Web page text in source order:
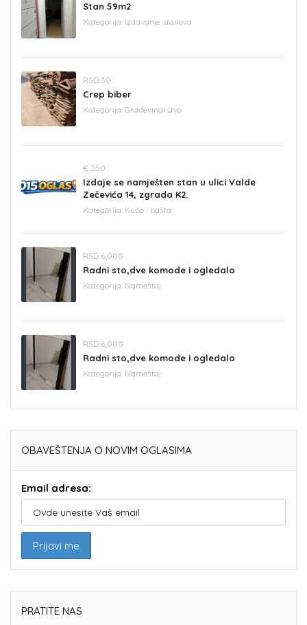
Stan 59m2
Kategorija: Izdavanje stanova
RSD 30
Crep biber
Kategorija: Građevinarstvo
€ 250
Izdaje se namješten stan u ulici Valde
Zečevića 14, zgrada K2.
Kategorija: Kuća i bašta
RSD 6,000
Radni sto,dve komode i ogledalo
Kategorija: Nameštaj
RSD 6,000
Radni sto,dve komode i ogledalo
Kategorija: Nameštaj
OBAVEŠTENJA O NOVIM OGLASIMA
Email adresa:
PRATITE NAS